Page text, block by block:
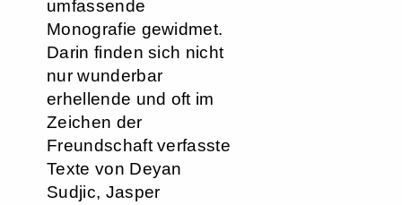
umfassende
Monografie gewidmet.
Darin finden sich nicht
nur wunderbar
erhellende und oft im
Zeichen der
Freundschaft verfasste
Texte von Deyan
Sudjic, Jasper